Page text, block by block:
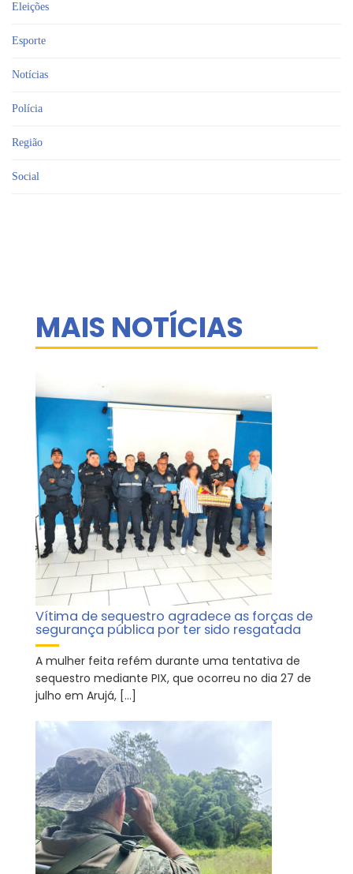
Eleições
Esporte
Notícias
Polícia
Região
Social
MAIS NOTÍCIAS
Vítima de sequestro agradece as forças de
segurança pública por ter sido resgatada
A mulher feita refém durante uma tentativa de
sequestro mediante PIX, que ocorreu no dia 27 de
julho em Arujá, […]